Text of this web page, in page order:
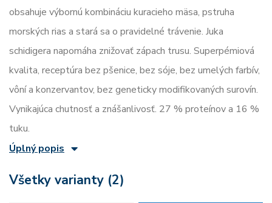
obsahuje výbornú kombináciu kuracieho mäsa, pstruha
morských rias a stará sa o pravidelné trávenie. Juka
schidigera napomáha znižovať zápach trusu. Superpémiová
kvalita, receptúra bez pšenice, bez sóje, bez umelých farbív,
vôní a konzervantov, bez geneticky modifikovaných surovín.
Vynikajúca chutnosť a znášanlivosť. 27 % proteínov a 16 %
tuku.
Úplný popis
Všetky varianty (2)